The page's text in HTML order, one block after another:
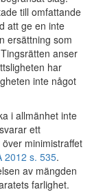
till omfattande
att ge en inte
ersättning som
anser
har
inte något
i allmänhet inte
ett
minimistraffet
2012 s. 535.
av mängden
farlighet.